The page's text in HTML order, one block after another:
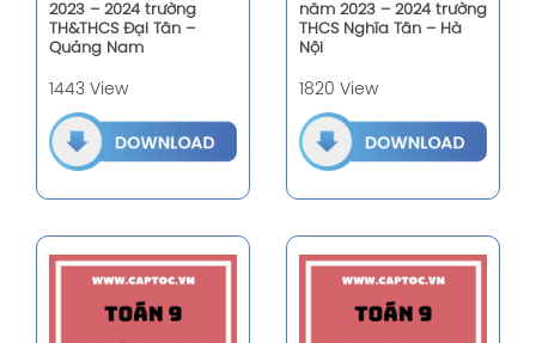
2023 – 2024 trường
TH&THCS Đại Tân –
Quảng Nam
1443 View
năm 2023 – 2024 trường
THCS Nghĩa Tân – Hà
Nội
1820 View